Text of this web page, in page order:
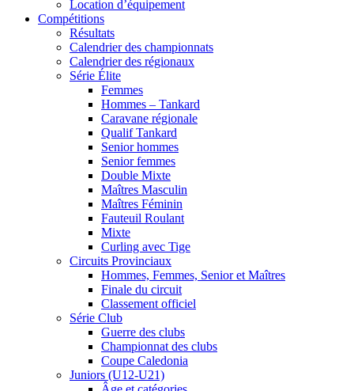
Location d’équipement
Compétitions
Résultats
Calendrier des championnats
Calendrier des régionaux
Série Élite
Femmes
Hommes – Tankard
Caravane régionale
Qualif Tankard
Senior hommes
Senior femmes
Double Mixte
Maîtres Masculin
Maîtres Féminin
Fauteuil Roulant
Mixte
Curling avec Tige
Circuits Provinciaux
Hommes, Femmes, Senior et Maîtres
Finale du circuit
Classement officiel
Série Club
Guerre des clubs
Championnat des clubs
Coupe Caledonia
Juniors (U12-U21)